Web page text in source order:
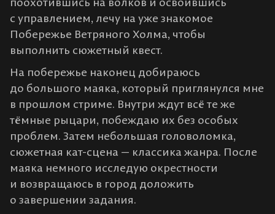
с управлением, лечу на уже знакомое
Побережье Ветряного Холма, чтобы
выполнить сюжетный квест.
На побережье наконец добираюсь
до большого маяка, который приглянулся мне
в прошлом стриме. Внутри ждут всё те же
тёмные рыцари, побеждаю их без особых
проблем. Затем небольшая головоломка,
сюжетная кат-сцена — классика жанра. После
маяка немного исследую окрестности
и возвращаюсь в город доложить
о завершении задания.